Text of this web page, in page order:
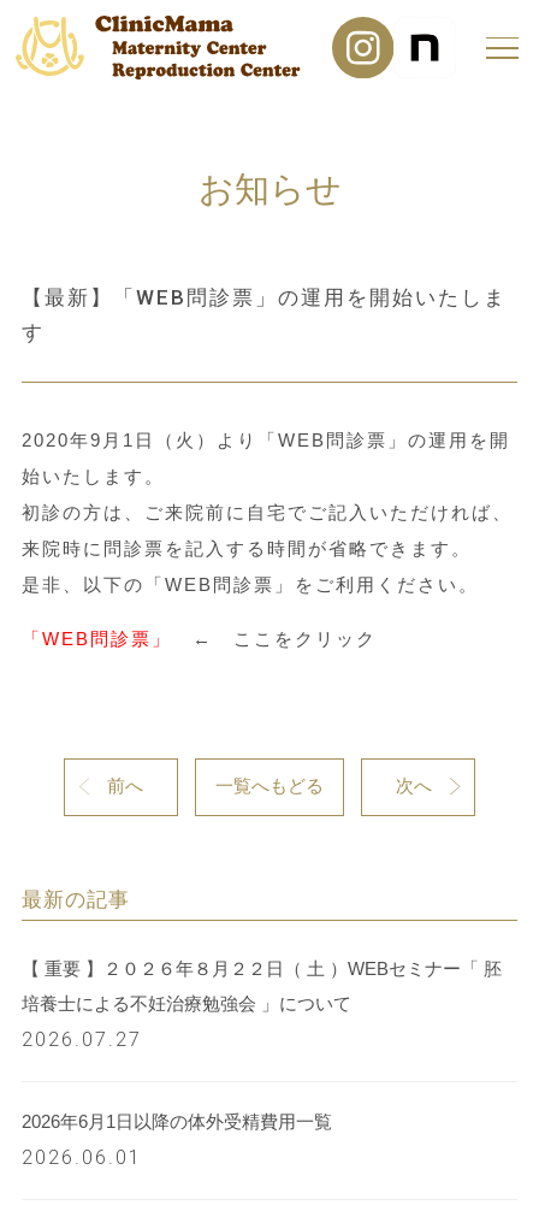
お知らせ
【最新】「WEB問診票」の運用を開始いたしま
す
2020年9月1日（火）より「WEB問診票」の運用を開
始いたします。
初診の方は、ご来院前に自宅でご記入いただければ、
来院時に問診票を記入する時間が省略できます。
是非、以下の「WEB問診票」をご利用ください。
「WEB問診票」 ← ここをクリック
前へ 一覧へもどる 次へ
最新の記事
【 重要 】２０２６年８月２２日（ 土 ）WEBセミナー「 胚
培養士による不妊治療勉強会 」について
2026.07.27
2026年6月1日以降の体外受精費用一覧
2026.06.01